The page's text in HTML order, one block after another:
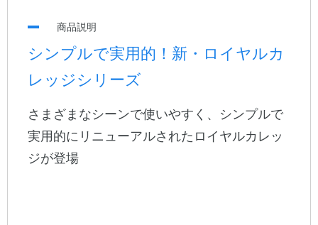
公式アカウント
日本ノート
商品説明
シンプルで実用的！新・ロイヤルカ
レッジシリーズ
さまざまなシーンで使いやすく、シンプルで
実用的にリニューアルされたロイヤルカレッ
ジが登場